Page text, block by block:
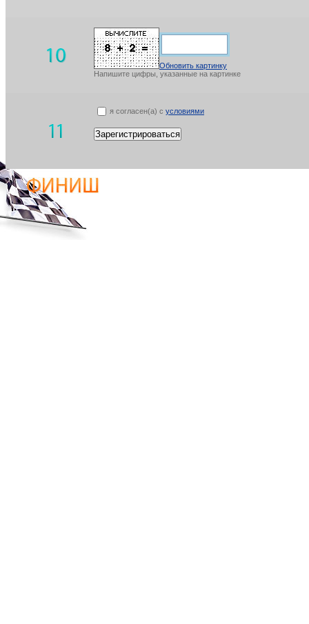
Обновить картинку
Напишите цифры, указанные на картинке
я согласен(а) с условиями
Зарегистрироваться